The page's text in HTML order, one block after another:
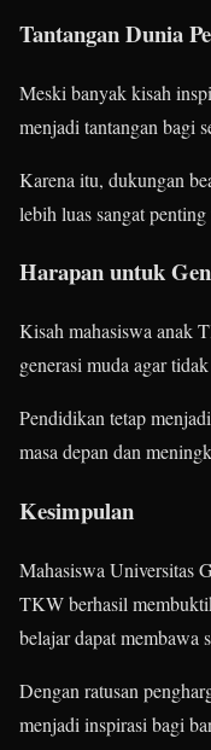
Tantangan Dunia
Meski banyak kisah
menjadi tantangan bagi
Karena itu, dukungan
lebih luas sangat
Harapan untuk
Kisah mahasiswa anak
generasi muda agar
Pendidikan tetap
masa depan dan
Kesimpulan
Mahasiswa Universitas
TKW berhasil
belajar dapat membawa
Dengan ratusan
menjadi inspirasi bagi